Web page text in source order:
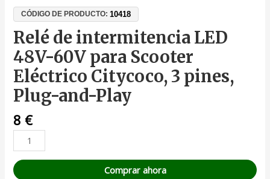
CÓDIGO DE PRODUCTO:10418
Relé de intermitencia LED
48V-60V para Scooter
Eléctrico Citycoco, 3 pines,
Plug-and-Play
8 €
Comprar ahora